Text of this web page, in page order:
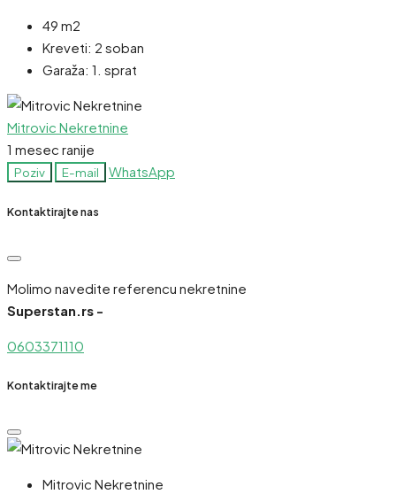
49 m2
Kreveti: 2 soban
Garaža: 1. sprat
Mitrovic Nekretnine
1 mesec ranije
Poziv E-mail WhatsApp
Kontaktirajte nas
Molimo navedite referencu nekretnine
Superstan.rs -
0603371110
Kontaktirajte me
Mitrovic Nekretnine